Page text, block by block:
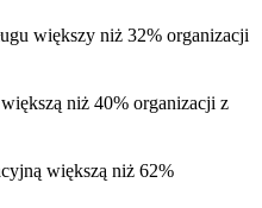
większy niż 32% organizacji
niż 40% organizacji z
większą niż 62%